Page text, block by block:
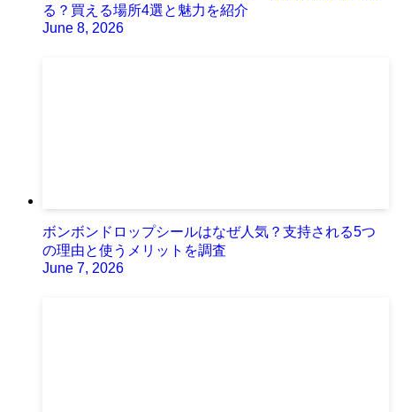
る？買える場所4選と魅力を紹介
June 8, 2026
ボンボンドロップシールはなぜ人気？支持される5つ
の理由と使うメリットを調査
June 7, 2026